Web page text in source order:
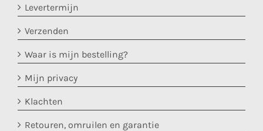
Levertermijn
Verzenden
Waar is mijn bestelling?
Mijn privacy
Klachten
Retouren, omruilen en garantie